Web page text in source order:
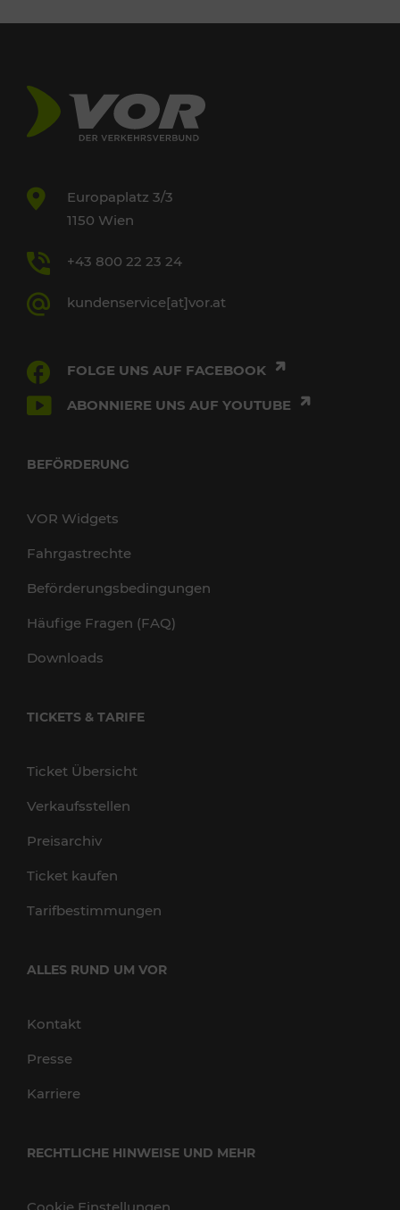
Europaplatz 3/3
1150 Wien
+43 800 22 23 24
kundenservice[at]vor.at
FOLGE UNS AUF FACEBOOK
ABONNIERE UNS AUF YOUTUBE
BEFÖRDERUNG
VOR Widgets
Fahrgastrechte
Beförderungsbedingungen
Häufige Fragen (FAQ)
Downloads
TICKETS & TARIFE
Ticket Übersicht
Verkaufsstellen
Preisarchiv
Ticket kaufen
Tarifbestimmungen
ALLES RUND UM VOR
Kontakt
Presse
Karriere
RECHTLICHE HINWEISE UND MEHR